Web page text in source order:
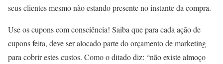
seus clientes mesmo não estando presente no instante da compra.
Use os cupons com consciência! Saiba que para cada ação de
cupons feita, deve ser alocado parte do orçamento de marketing
para cobrir estes custos. Como o ditado diz: “não existe almoço